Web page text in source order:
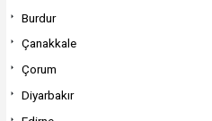
Burdur
Çanakkale
Çorum
Diyarbakır